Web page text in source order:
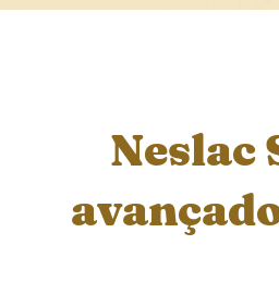
Neslac